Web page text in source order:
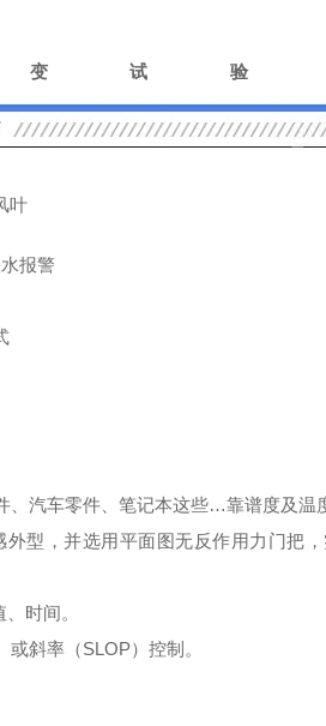
试验
叶
报警
汽车零件、笔记本这些…靠谱度及温
型，并选用平面图无反作用力门把
时间。
斜率（SLOP）控制。